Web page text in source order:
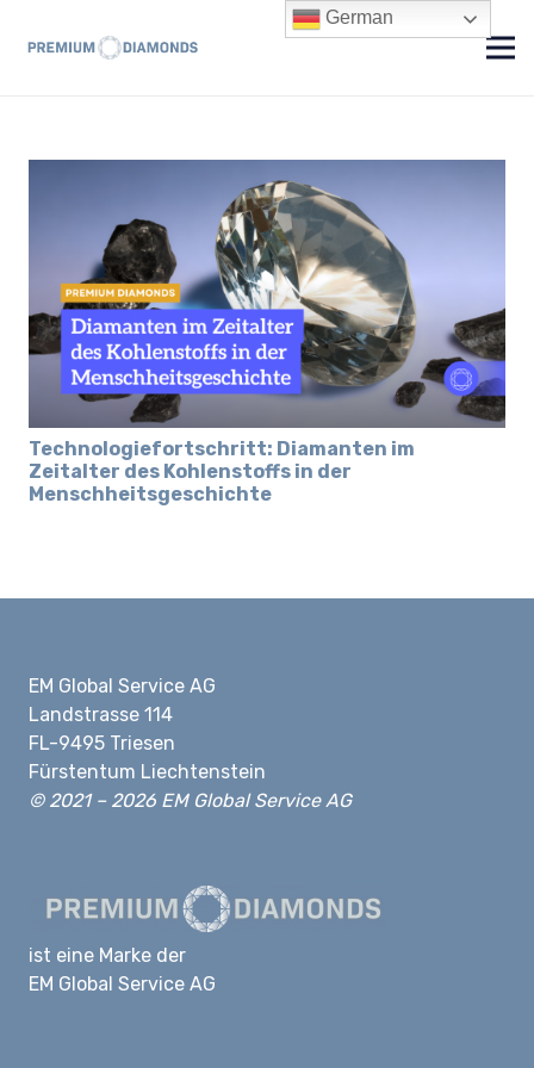
Technologiefortschritt: Diamanten im
Zeitalter des Kohlenstoffs in der
Menschheitsgeschichte
EM Global Service AG
Landstrasse 114
FL-9495 Triesen
Fürstentum Liechtenstein
© 2021 – 2026 EM Global Service AG
ist eine Marke der
EM Global Service AG
German